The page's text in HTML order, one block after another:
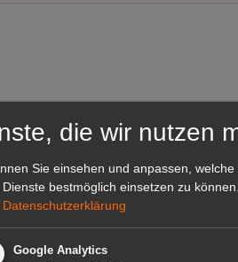
die wir nutzen
Sie einsehen und anpassen,
bestmöglich einsetzen zu können.
Datenschutzerklärung
Google Analytics